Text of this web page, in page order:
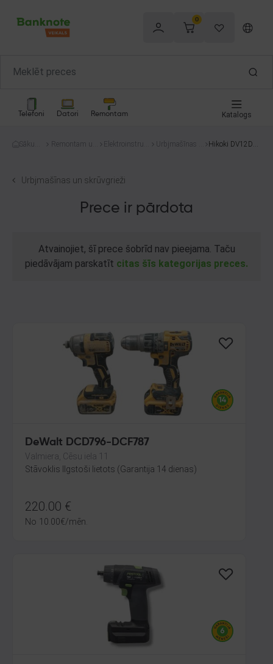
0
Telefoni Datori Remontam Katalogs
Sākum
Remontam un
Elektroinstru
Urbjmašīnas u
Hikoki DV12DA
Urbjmašīnas un skrūvgrieži
Prece ir pārdota
Atvainojiet, šī prece šobrīd nav pieejama. Taču
piedāvājam parskatīt citas šīs kategorijas preces.
DeWalt DCD796-DCF787
Valmiera, Cēsu iela 11
Stāvoklis Ilgstoši lietots (Garantija 14 dienas)
220.00 €
No 10.00€/mēn.